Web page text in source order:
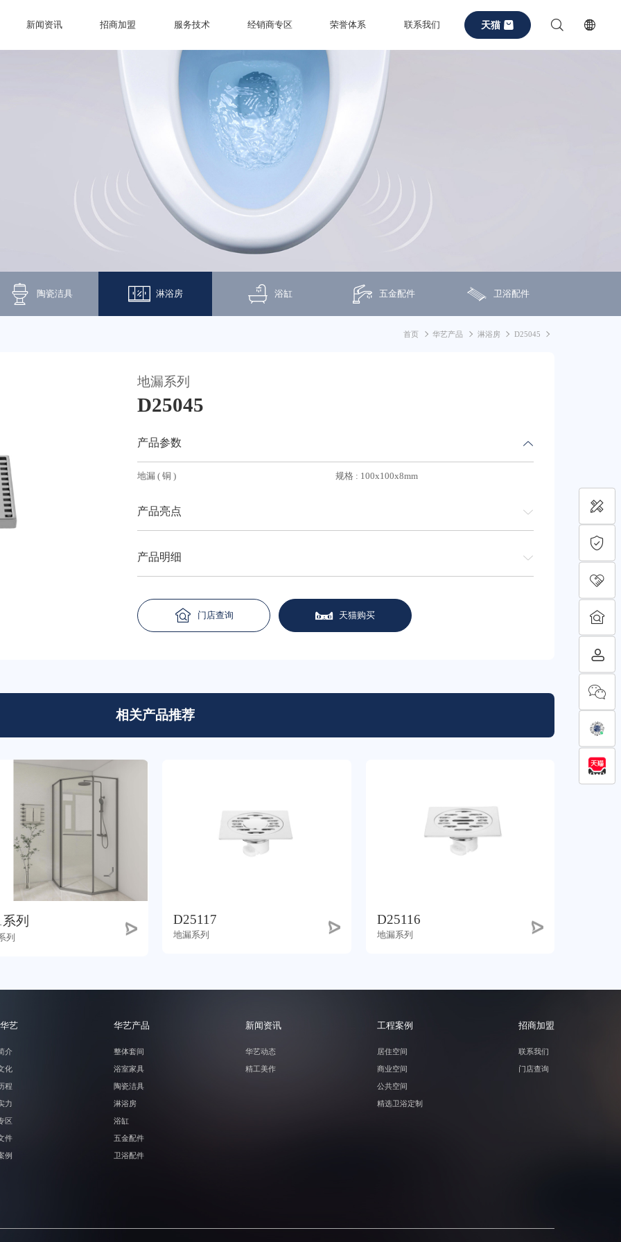
新闻资讯 招商加盟 服务技术 经销商专区 荣誉体系 联系我们 天猫
陶瓷洁具 淋浴房 浴缸 五金配件 卫浴配件
首页 华艺产品 淋浴房 D25045
地漏系列
D25045
产品参数
地漏 ( 铜 ) 规格 : 100x100x8mm
产品亮点
产品明细
门店查询 天猫购买
相关产品推荐
列
列
D25117
地漏系列
D25116
地漏系列
艺
介
化
程
力
区
件
例
华艺产品
整体套间
浴室家具
陶瓷洁具
淋浴房
浴缸
五金配件
卫浴配件
新闻资讯
华艺动态
精工美作
工程案例
居住空间
商业空间
公共空间
精选卫浴定制
招商加盟
联系我们
门店查询